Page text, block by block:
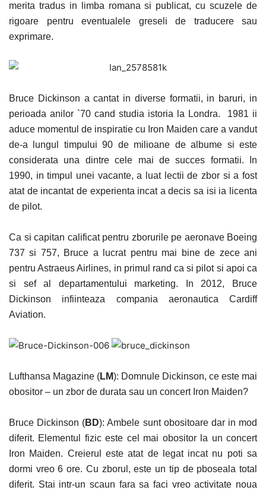
merita tradus in limba romana si publicat, cu scuzele de
rigoare pentru eventualele greseli de traducere sau
exprimare.
Bruce Dickinson a cantat in diverse formatii, in baruri, in
perioada anilor `70 cand studia istoria la Londra. 1981 ii
aduce momentul de inspiratie cu Iron Maiden care a vandut
de-a lungul timpului 90 de milioane de albume si este
considerata una dintre cele mai de succes formatii. In
1990, in timpul unei vacante, a luat lectii de zbor si a fost
atat de incantat de experienta incat a decis sa isi ia licenta
de pilot.
Ca si capitan calificat pentru zborurile pe aeronave Boeing
737 si 757, Bruce a lucrat pentru mai bine de zece ani
pentru Astraeus Airlines, in primul rand ca si pilot si apoi ca
si sef al departamentului marketing. In 2012, Bruce
Dickinson infiinteaza compania aeronautica Cardiff
Aviation.
Lufthansa Magazine (LM): Domnule Dickinson, ce este mai
obositor – un zbor de durata sau un concert Iron Maiden?
Bruce Dickinson (BD): Ambele sunt obositoare dar in mod
diferit. Elementul fizic este cel mai obositor la un concert
Iron Maiden. Creierul este atat de legat incat nu poti sa
dormi vreo 6 ore. Cu zborul, este un tip de pboseala total
diferit. Stai intr-un scaun fara sa faci vreo activitate noua